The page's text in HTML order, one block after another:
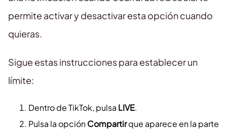
permite activar y desactivar esta opción cuando
quieras.
Sigue estas instrucciones para establecer un
límite:
Dentro de TikTok, pulsa LIVE.
Pulsa la opciónCompartirque aparece en la parte